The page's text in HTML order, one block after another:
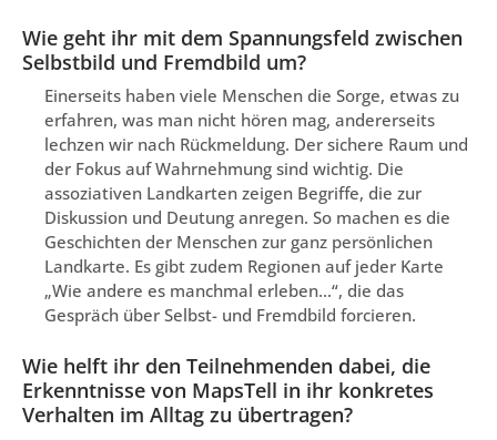
Wie geht ihr mit dem Spannungsfeld zwischen
Selbstbild und Fremdbild um?
Einerseits haben viele Menschen die Sorge, etwas zu
erfahren, was man nicht hören mag, andererseits
lechzen wir nach Rückmeldung. Der sichere Raum und
der Fokus auf Wahrnehmung sind wichtig. Die
assoziativen Landkarten zeigen Begriffe, die zur
Diskussion und Deutung anregen. So machen es die
Geschichten der Menschen zur ganz persönlichen
Landkarte. Es gibt zudem Regionen auf jeder Karte
„Wie andere es manchmal erleben…“, die das
Gespräch über Selbst- und Fremdbild forcieren.
Wie helft ihr den Teilnehmenden dabei, die
Erkenntnisse von MapsTell in ihr konkretes
Verhalten im Alltag zu übertragen?